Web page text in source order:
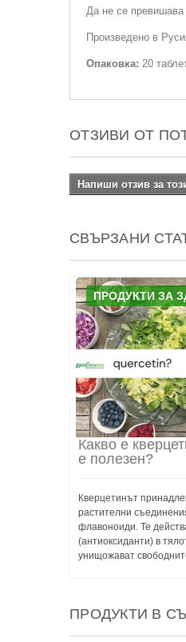
Да не се превишава
Произведено в
Опаковка: 20
ОТЗИВИ ОТ
Напиши отзив за
СВЪРЗАНИ
ПРОДУКТИ ЗА
Какво е
е полезен?
Кверцетинът
растителни
флавоноиди. Те
(антиоксиданти) в
унищожават
ПРОДУКТИ В